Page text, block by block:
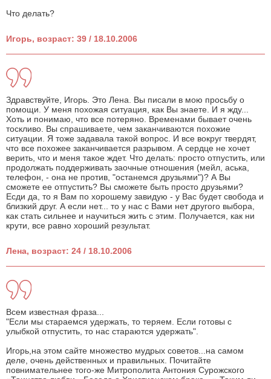
Что делать?
Игорь, возраст: 39 / 18.10.2006
Здравствуйте, Игорь. Это Лена. Вы писали в мою просьбу о
помощи. У меня похожая ситуация, как Вы знаете. И я жду...
Хоть и понимаю, что все потеряно. Временами бывает очень
тоскливо. Вы спрашиваете, чем заканчиваются похожие
ситуации. Я тоже задавала такой вопрос. И все вокруг твердят,
что все похожее заканчивается разрывом. А сердце не хочет
верить, что и меня такое ждет. Что делать: просто отпустить, или
продолжать поддерживать заочные отношения (мейл, аська,
телефон, - она не против, "останемся друзьями")? А Вы
сможете ее отпустить? Вы сможете быть просто друзьями?
Есди да, то я Вам по хорошему завидую - у Вас будет свобода и
близкий друг. А если нет... то у нас с Вами нет другого выбора,
как стать сильнее и научиться жить с этим. Получается, как ни
крути, все равно хороший результат.
Лена, возраст: 24 / 18.10.2006
Всем известная фраза...
"Если мы стараемся удержать, то теряем. Если готовы с
улыбкой отпустить, то нас стараются удержать".
Игорь,на этом сайте множество мудрых советов...на самом
деле, очень действенных и правильных. Почитайте
повнимательнее того-же Митрополита Антония Сурожского